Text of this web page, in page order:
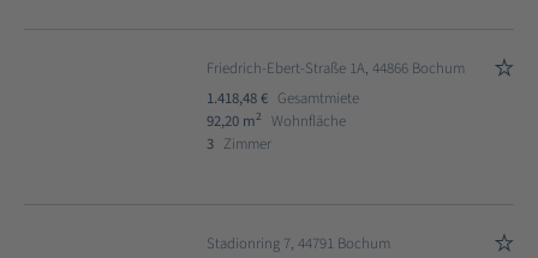
Friedrich-Ebert-Straße 1A, 44866 Bochum
1.418,48 € Gesamtmiete
92,20 m2
Wohnfläche
3 Zimmer
Stadionring 7, 44791 Bochum